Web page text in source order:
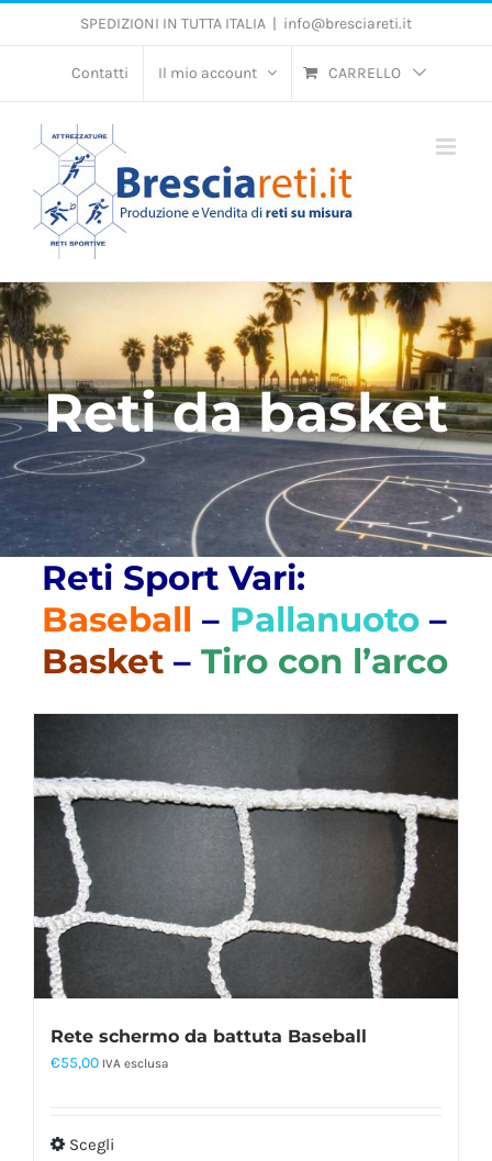
Salta
SPEDIZIONI IN TUTTA ITALIA | info@bresciareti.it
Contatti Il mio account CARRELLO
Reti da basket
Reti Sport Vari:
Baseball – Pallanuoto –
Basket – Tiro con l’arco
Rete schermo da battuta Baseball
€55,00 IVA esclusa
Scegli